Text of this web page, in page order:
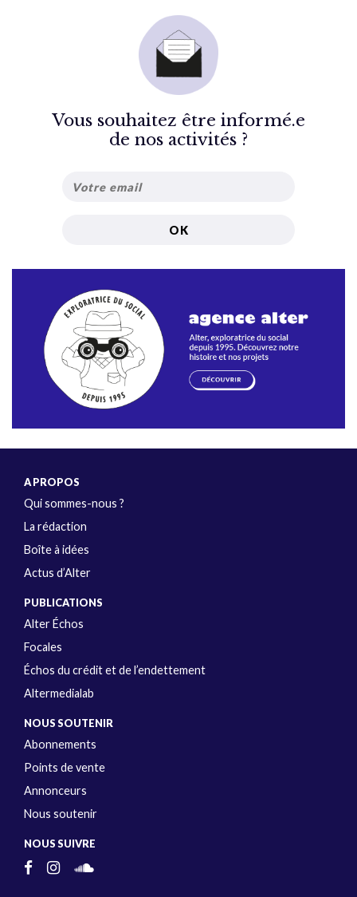
Vous souhaitez être informé.e
de nos activités ?
A PROPOS
Qui sommes-nous ?
La rédaction
Boîte à idées
Actus d’Alter
PUBLICATIONS
Alter Échos
Focales
Échos du crédit et de l’endettement
Altermedialab
NOUS SOUTENIR
Abonnements
Points de vente
Annonceurs
Nous soutenir
NOUS SUIVRE